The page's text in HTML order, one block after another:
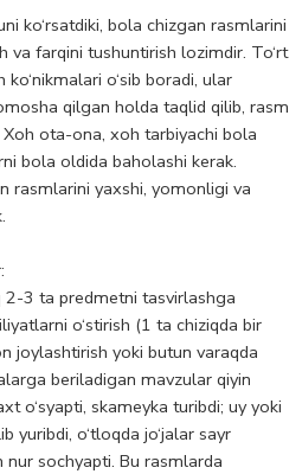
ko‘rsatdiki, bola chizgan rasmlarini
va farqini tushuntirish lozimdir. To‘rt
o‘sib boradi, ular
qilgan holda taqlid qilib, rasm
ota-ona, xoh tarbiyachi bola
bola oldida baholashi kerak.
rasmlarini yaxshi, yomonligi va
2-3 ta predmetni tasvirlashga
o‘stirish (1 ta chiziqda bir
joylashtirish yoki butun varaqda
beriladigan mavzular qiyin
o‘syapti, skameyka turibdi; uy yoki
yuribdi, o‘tloqda jo‘jalar sayr
nur sochyapti. Bu rasmlarda